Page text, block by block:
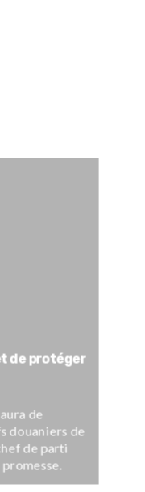
de protéger
de
douaniers de
de parti